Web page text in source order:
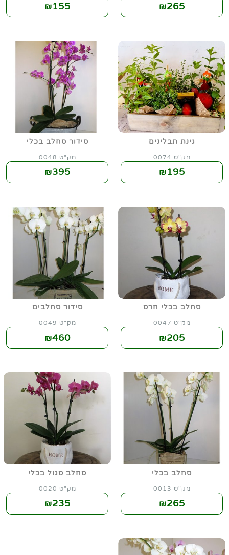
₪265
₪155
גינת תבלינים
מק"ט 0074
₪195
סידור סחלב בכלי
מק"ט 0048
₪395
סחלב בכלי חרס
מק"ט 0047
₪205
סידור סחלבים
מק"ט 0049
₪460
סחלב בכלי
מק"ט 0013
₪265
סחלב סגול בכלי
מק"ט 0020
₪235